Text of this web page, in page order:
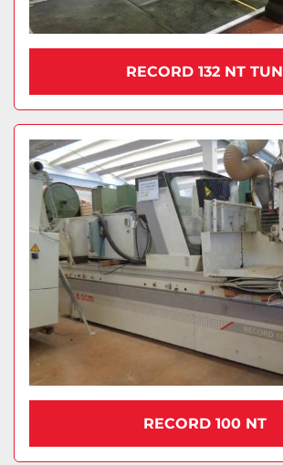
RECORD 132 NT TUN
RECORD 100 NT